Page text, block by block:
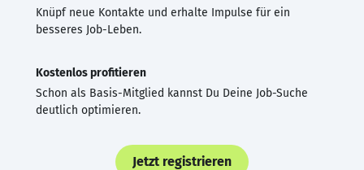
Knüpf neue Kontakte und erhalte Impulse für ein
besseres Job-Leben.
Kostenlos profitieren
Schon als Basis-Mitglied kannst Du Deine Job-Suche
deutlich optimieren.
Jetzt registrieren